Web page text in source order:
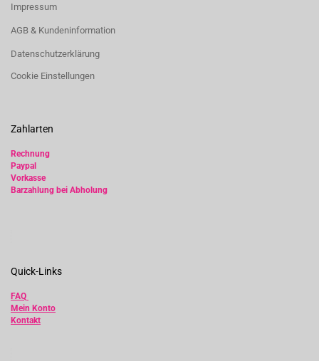
Impressum
AGB & Kundeninformation
Datenschutzerklärung
Cookie Einstellungen
Zahlarten
Rechnung
Paypal
Vorkasse
Barzahlung bei Abholung
Quick-Links
FAQ
Mein Konto
Kontakt